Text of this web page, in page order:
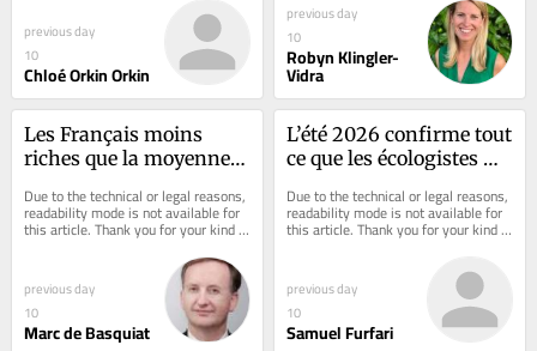
previous day
10
Chloé Orkin Orkin
previous day
10
Robyn Klingler-
Vidra
Les Français moins
riches que la moyenne
année consécutive :
jusqu'où ira le grand
Due to the technical or legal reasons,
readability mode is not available for
this article. Thank you for your kind
previous day
10
Marc de Basquiat
L’été 2026 confirme tout
ce que les écologistes
non, et voilà pourquoi
Due to the technical or legal reasons,
readability mode is not available for
this article. Thank you for your kind
previous day
10
Samuel Furfari